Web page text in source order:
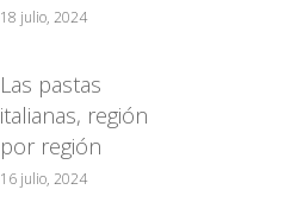
18 julio, 2024
Las pastas
italianas, región
por región
16 julio, 2024